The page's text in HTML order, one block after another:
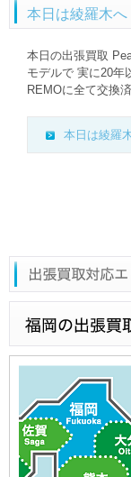
本日は綾羅木へ
本日の出張買取
モデルで 実に20年
REMOに全て交換
本日は綾羅